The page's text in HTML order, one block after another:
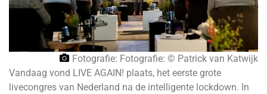
Fotografie: Fotografie: © Patrick van Katwijk
Vandaag vond LIVE AGAIN! plaats, het eerste grote
livecongres van Nederland na de intelligente lockdown. In